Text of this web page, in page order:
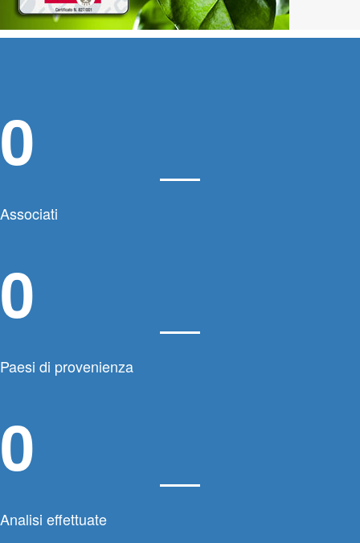
0
Associati
0
Paesi di provenienza
0
Analisi effettuate